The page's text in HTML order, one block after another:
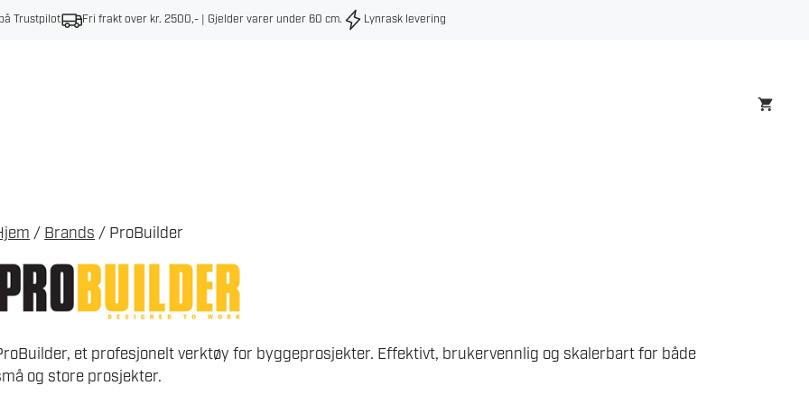
Trustpilot Fri frakt over kr. 2500,- | Gjelder varer under 60 cm. Lynrask levering
/ Brands / ProBuilder
et profesjonelt verktøy for byggeprosjekter. Effektivt, brukervennlig og skalerbart for både
og store prosjekter.